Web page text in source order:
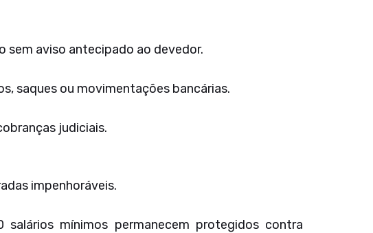
sem aviso antecipado ao devedor.
saques ou movimentações bancárias.
judiciais.
impenhoráveis.
mínimos permanecem protegidos contra